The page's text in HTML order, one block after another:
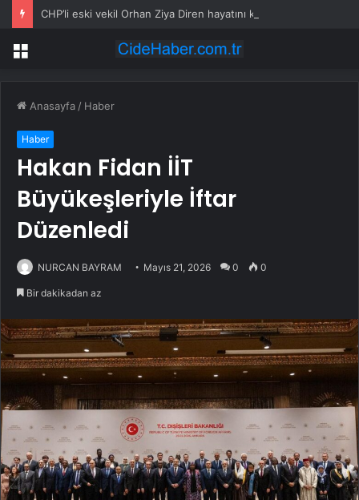
CHP’li eski vekil Orhan Ziya Diren hayatını kaybetti
Menü
Anasayfa / Haber
Haber
Hakan Fidan İİT
Büyükeşleriyle İftar
Düzenledi
NURCAN BAYRAM Mayıs 21, 2026 0 0
Bir dakikadan az